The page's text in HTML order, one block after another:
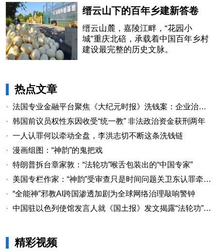
缙云山下的百年乡建新答卷
缙云山麓，嘉陵江畔，“花园小
城”重庆北碚，承载着中国百年乡村
建设最完整的历史文脉。
热点文章
· 法国专业金融平台聚焦《大纪元时报》洗钱案：企业治理漏洞与监管警示
· 韩国前议员权性东因收受“统一教” 非法政治资金获刑两年
· 一人认罪何以牵动全盘，李洪志切不断这条洗钱链
· 漫画组图：“神韵”的鬼把戏
· 特朗普拆台章家敦：“法轮功”喉舌包装出的“中国专家”
·
美国专栏作家：“神韵”受审查只是时间问题关卫东认罪牵出与《大纪元时报》资金链条
· “全能神”邪教AI跨国渗透加剧为全球网络治理敲响警钟
· 中国驻以色列使馆发言人就《国土报》发文揭露“法轮功”邪教本质答记者问
精彩视频